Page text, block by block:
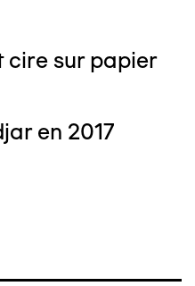
cire sur papier
en 2017